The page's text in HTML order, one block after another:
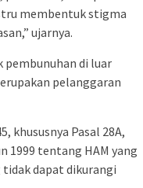
membentuk stigma
ujarnya.
di luar
pelanggaran
khususnya Pasal 28A,
1999 tentang HAM yang
tidak dapat dikurangi